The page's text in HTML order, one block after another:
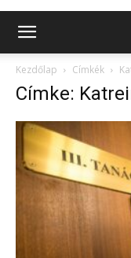
Kezdőlap Címkék
Címke: